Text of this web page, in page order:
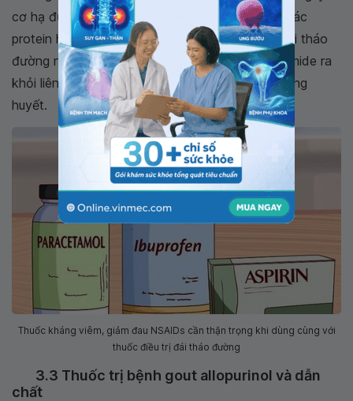
cơ hạ đường huyết.NSAIDs
liên kết mạnh với các
protein huyết tương sẽ đẩy các thuốc điều trị đái tháo
đường như: gliclazide, glibenclamide, chlorpropamide ra
khỏi liên kết với protein huyết tương gây hạ đường
huyết.
Thuốc kháng viêm, giảm đau NSAIDs cần thận trọng khi dùng cùng với
thuốc điều trị đái tháo đường
3.3 Thuốc trị bệnh gout allopurinol và dẫn
chất